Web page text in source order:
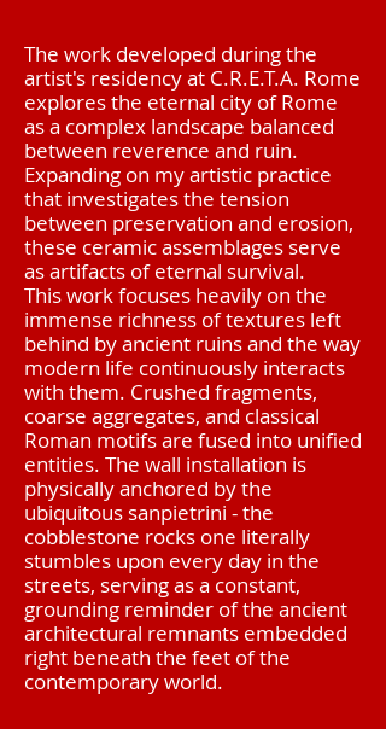
The work developed during the
artist's residency at C.R.E.T.A. Rome
explores the eternal city of Rome
as a complex landscape balanced
between reverence and ruin.
Expanding on my artistic practice
that investigates the tension
between preservation and erosion,
these ceramic assemblages serve
as artifacts of eternal survival.
This work focuses heavily on the
immense richness of textures left
behind by ancient ruins and the way
modern life continuously interacts
with them. Crushed fragments,
coarse aggregates, and classical
Roman motifs are fused into unified
entities. The wall installation is
physically anchored by the
ubiquitous sanpietrini - the
cobblestone rocks one literally
stumbles upon every day in the
streets, serving as a constant,
grounding reminder of the ancient
architectural remnants embedded
right beneath the feet of the
contemporary world.